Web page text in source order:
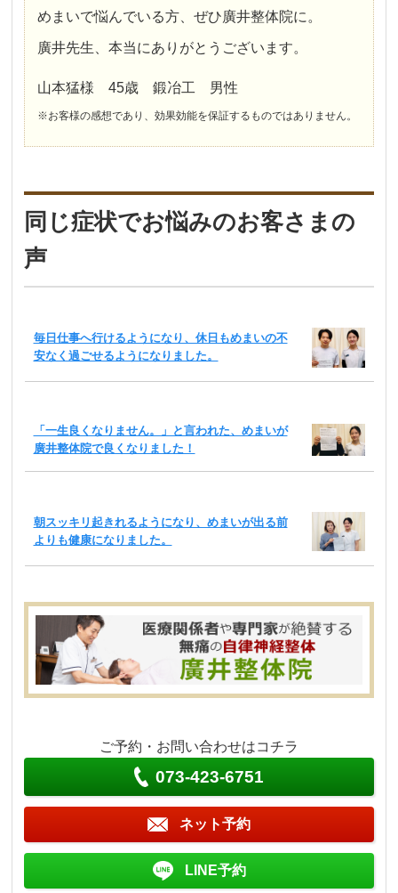
めまいで悩んでいる方、ぜひ廣井整体院に。
廣井先生、本当にありがとうございます。
山本猛様 45歳 鍛冶工 男性
※お客様の感想であり、効果効能を保証するものではありません。
同じ症状でお悩みのお客さまの
声
毎日仕事へ行けるようになり、休日もめまいの不
安なく過ごせるようになりました。
「一生良くなりません。」と言われた、めまいが
廣井整体院で良くなりました！
朝スッキリ起きれるようになり、めまいが出る前
よりも健康になりました。
ご予約・お問い合わせはコチラ
073-423-6751
ネット予約
LINE予約